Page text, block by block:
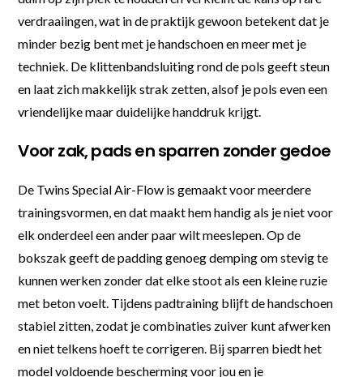
verdraaiingen, wat in de praktijk gewoon betekent dat je
minder bezig bent met je handschoen en meer met je
techniek. De klittenbandsluiting rond de pols geeft steun
en laat zich makkelijk strak zetten, alsof je pols even een
vriendelijke maar duidelijke handdruk krijgt.
Voor zak, pads en sparren zonder gedoe
De Twins Special Air-Flow is gemaakt voor meerdere
trainingsvormen, en dat maakt hem handig als je niet voor
elk onderdeel een ander paar wilt meeslepen. Op de
bokszak geeft de padding genoeg demping om stevig te
kunnen werken zonder dat elke stoot als een kleine ruzie
met beton voelt. Tijdens padtraining blijft de handschoen
stabiel zitten, zodat je combinaties zuiver kunt afwerken
en niet telkens hoeft te corrigeren. Bij sparren biedt het
model voldoende bescherming voor jou en je